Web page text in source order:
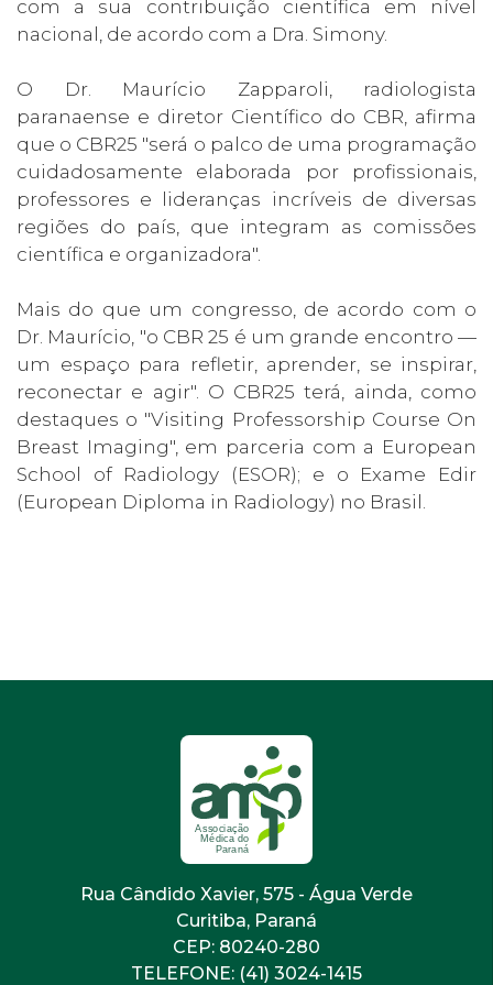
com a sua contribuição científica em nível
nacional, de acordo com a Dra. Simony.
O Dr. Maurício Zapparoli, radiologista
paranaense e diretor Científico do CBR, afirma
que o CBR25 "será o palco de uma programação
cuidadosamente elaborada por profissionais,
professores e lideranças incríveis de diversas
regiões do país, que integram as comissões
científica e organizadora".
Mais do que um congresso, de acordo com o
Dr. Maurício, "o CBR 25 é um grande encontro —
um espaço para refletir, aprender, se inspirar,
reconectar e agir". O CBR25 terá, ainda, como
destaques o "Visiting Professorship Course On
Breast Imaging", em parceria com a European
School of Radiology (ESOR); e o Exame Edir
(European Diploma in Radiology) no Brasil.
Rua Cândido Xavier, 575 - Água Verde
Curitiba, Paraná
CEP: 80240-280
TELEFONE: (41) 3024-1415